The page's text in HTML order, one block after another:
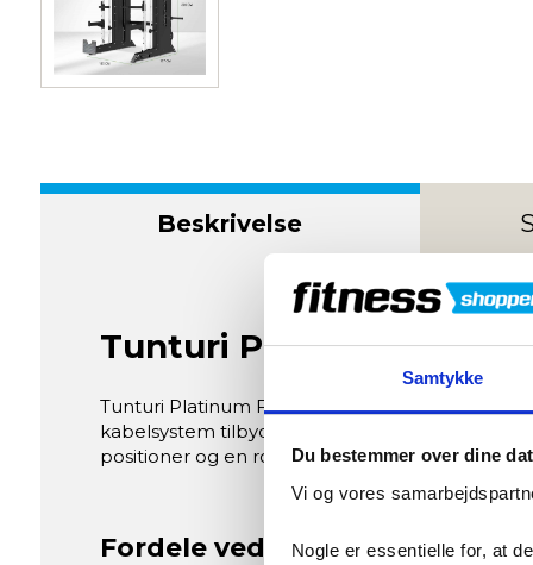
Samtykke
Du bestemmer over dine
Vi og vores
Nogle er essentielle for, at
Beskrivelse
Tunturi Platinum Full
Tunturi Platinum Full Smith / Functional
kabelsystem tilbyder den sikre og alsidige
positioner og en robust 2,5 mm stålramme –
Fordele ved Tunturi Platinum